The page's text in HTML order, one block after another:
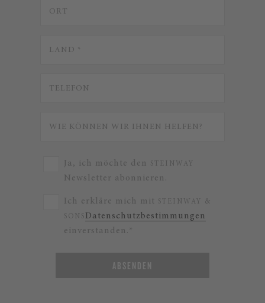
Ja, ich möchte den STEINWAY
Newsletter abonnieren.
Ich erkläre mich mit STEINWAY &
SONS Datenschutzbestimmungen
einverstanden.*
ABSENDEN